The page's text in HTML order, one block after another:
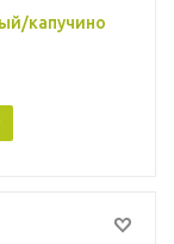
капучино